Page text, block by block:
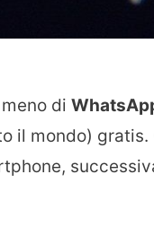
di
il mondo) gratis.